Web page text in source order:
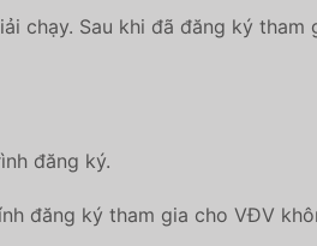
chạy. Sau khi đã đăng ký tham
đăng ký.
đăng ký tham gia cho VĐV